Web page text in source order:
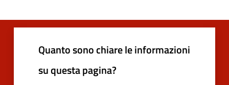
Quanto sono chiare le informazioni
su questa pagina?